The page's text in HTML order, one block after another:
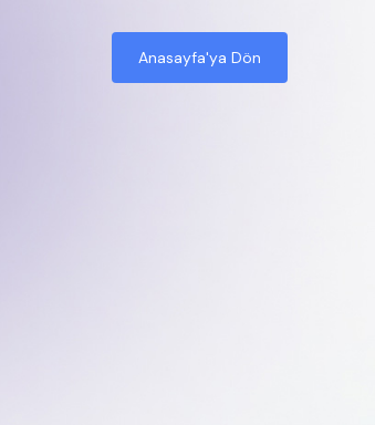
Anasayfa'ya Dön